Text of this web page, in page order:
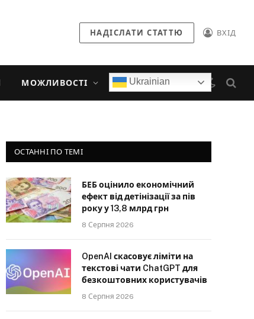
НАДІСЛАТИ СТАТТЮ ВХІД
МОЖЛИВОСТІ Ukrainian
ОСТАННІ ПО ТЕМІ
БЕБ оцінило економічний
ефект від детінізації за пів
року у 13,8 млрд грн
8 Серпня 2026
OpenAI скасовує ліміти на
текстові чати ChatGPT для
безкоштовних користувачів
8 Серпня 2026